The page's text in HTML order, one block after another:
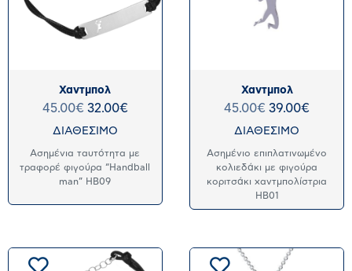
Χαντμπολ
45.00€ 32.00€
ΔΙΑΘΕΣΙΜΟ
Ασημένια ταυτότητα με
τραφορέ φιγούρα “Handball
man” HB09
Χαντμπολ
45.00€ 39.00€
ΔΙΑΘΕΣΙΜΟ
Ασημένιο επιπλατινωμένο
κολιεδάκι με φιγούρα
κοριτσάκι χαντμπολίστρια
HB01